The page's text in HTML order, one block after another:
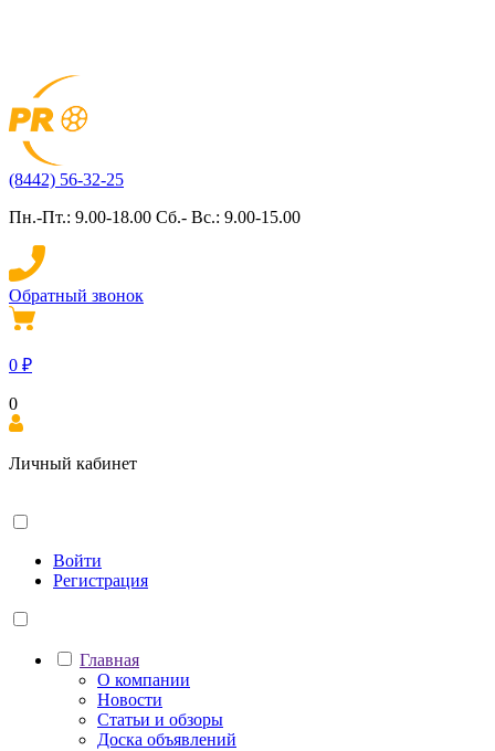
(8442) 56-32-25
Пн.-Пт.: 9.00-18.00 Сб.- Вс.: 9.00-15.00
Обратный звонок
0 ₽
0
Личный кабинет
Войти
Регистрация
Главная
О компании
Новости
Статьи и обзоры
Доска объявлений